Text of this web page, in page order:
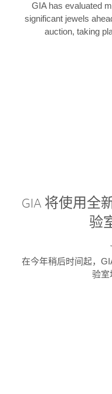
GIA has evaluated
significant jewels
auction, taking
GIA 将使用全
验
在今年稍后时间起，
验室